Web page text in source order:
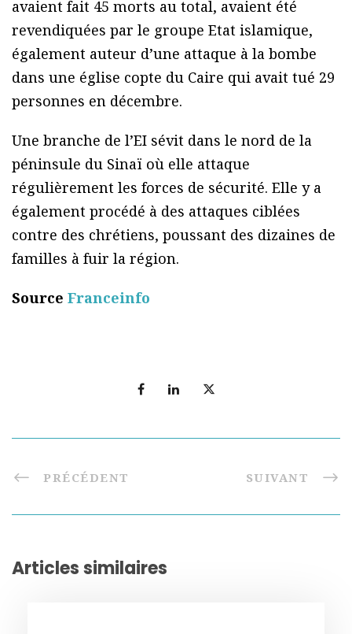
avaient fait 45 morts au total, avaient été
revendiquées par le groupe Etat islamique,
également auteur d’une attaque à la bombe
dans une église copte du Caire qui avait tué 29
personnes en décembre.
Une branche de l’EI sévit dans le nord de la
péninsule du Sinaï où elle attaque
régulièrement les forces de sécurité. Elle y a
également procédé à des attaques ciblées
contre des chrétiens, poussant des dizaines de
familles à fuir la région.
Source Franceinfo
PRÉCÉDENT SUIVANT
Articles similaires